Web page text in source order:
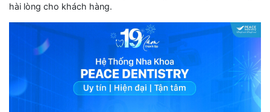
hài lòng cho khách hàng.